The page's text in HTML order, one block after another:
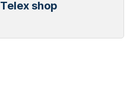
Telex shop